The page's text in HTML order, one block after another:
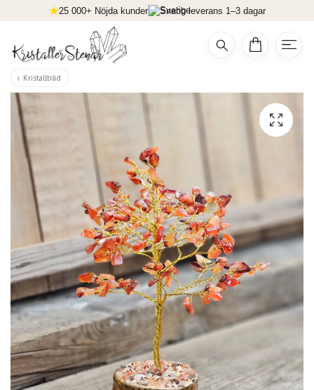
25 000+ Nöjda kunder Snabb leverans 1–3 dagar
Kristallträd